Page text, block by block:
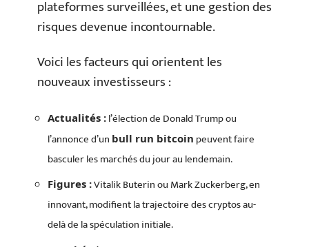
plateformes surveillées, et une gestion des
risques devenue incontournable.
Voici les facteurs qui orientent les
nouveaux investisseurs :
Actualités : l’élection de Donald Trump ou
l’annonce d’un bull run bitcoin peuvent faire
basculer les marchés du jour au lendemain.
Figures :Vitalik Buterin ou Mark Zuckerberg, en
innovant, modifient la trajectoire des cryptos au-
delà de la spéculation initiale.